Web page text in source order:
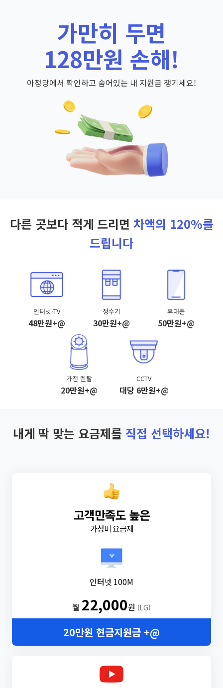
가만히 두면
128만원 손해!
아정당에서 확인하고 숨어있는 내 지원금 챙기세요!
다른 곳보다 적게 드리면 차액의 120%를
드립니다
인터넷·TV
48만원+@
정수기
30만원+@
휴대폰
50만원+@
가전 렌탈
20만원+@
CCTV
대당 6만원+@
내게 딱 맞는 요금제를 직접 선택하세요!
고객만족도 높은
가성비 요금제
인터넷 100M
월 22,000원 (LG)
20만원 현금지원금 +@